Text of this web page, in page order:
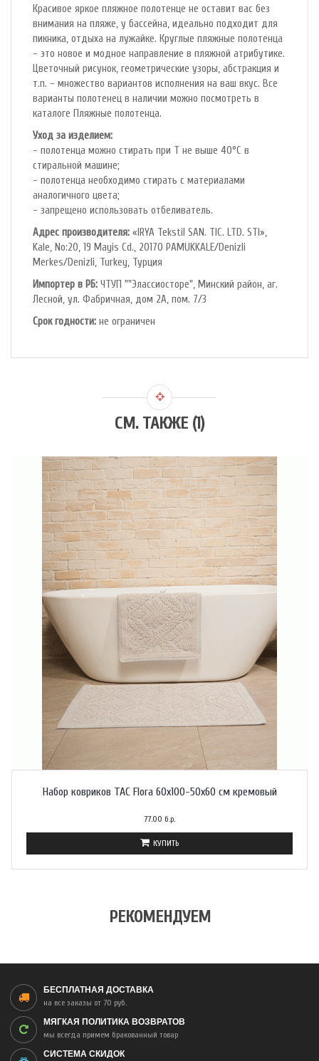
Красивое яркое пляжное полотенце не оставит вас без
внимания на пляже, у бассейна, идеально подходит для
пикника, отдыха на лужайке. Круглые пляжные полотенца
- это новое и модное направление в пляжной атрибутике.
Цветочный рисунок, геометрические узоры, абстракция и
т.п. - множество вариантов исполнения на ваш вкус. Все
варианты полотенец в наличии можно посмотреть в
каталоге Пляжные полотенца.
Уход за изделием:
- полотенца можно стирать при T не выше 40°С в
стиральной машине;
- полотенца необходимо стирать с материалами
аналогичного цвета;
- запрещено использовать отбеливатель.
Адрес производителя: «IRYA Tekstil SAN. TIC. LTD. STI»,
Kale, No:20, 19 Mayis Cd., 20170 PAMUKKALE/Denizli
Merkes/Denizli, Turkey, Турция
Импортер в РБ: ЧТУП ""Элассиосторе", Минский район, аг.
Лесной, ул. Фабричная, дом 2А, пом. 7/3
Срок годности: не ограничен
СМ. ТАКЖЕ (1)
Набор ковриков TAC Flora 60x100-50x60 см кремовый
77.00 б.р.
КУПИТЬ
РЕКОМЕНДУЕМ
БЕСПЛАТНАЯ ДОСТАВКА
на все заказы от 70 руб.
МЯГКАЯ ПОЛИТИКА ВОЗВРАТОВ
мы всегда примем бракованный товар
СИСТЕМА СКИДОК